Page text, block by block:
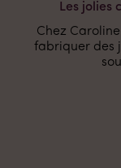
Les jolies
Chez
fabriquer des